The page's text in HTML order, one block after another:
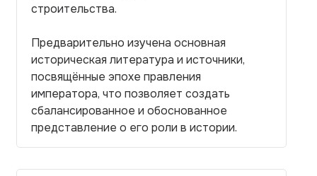
строительства.
Предварительно изучена основная
историческая литература и источники,
посвящённые эпохе правления
императора, что позволяет создать
сбалансированное и обоснованное
представление о его роли в истории.